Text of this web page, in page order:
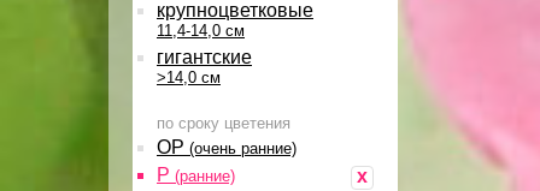
крупноцветковые
11,4-14,0 см
гигантские
>14,0 см
по сроку цветения
ОР (очень ранние)
x
Р (ранние)